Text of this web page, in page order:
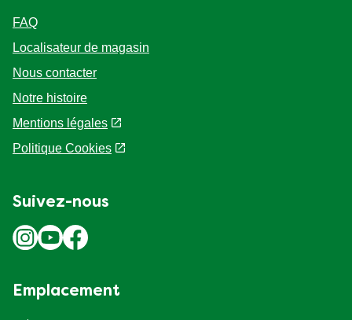
FAQ
Localisateur de magasin
Nous contacter
Notre histoire
Mentions légales
Suivez-nous